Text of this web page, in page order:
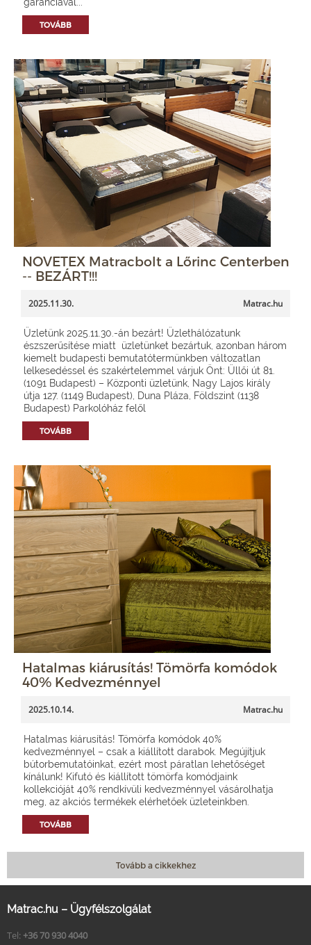
TOVÁBB
NOVETEX Matracbolt a Lőrinc Centerben
-- BEZÁRT!!!
2025.11.30. Matrac.hu
Üzletünk 2025.11.30.-án bezárt! Üzlethálózatunk
észszerűsítése miatt üzletünket bezártuk, azonban három
kiemelt budapesti bemutatótermünkben változatlan
lelkesedéssel és szakértelemmel várjuk Önt: Üllői út 81.
(1091 Budapest) – Központi üzletünk, Nagy Lajos király
útja 127. (1149 Budapest), Duna Pláza, Földszint (1138
Budapest) Parkolóház felől
TOVÁBB
Hatalmas kiárusítás! Tömörfa komódok
40% Kedvezménnyel
2025.10.14. Matrac.hu
Hatalmas kiárusítás! Tömörfa komódok 40%
kedvezménnyel – csak a kiállított darabok. Megújítjuk
bútorbemutatóinkat, ezért most páratlan lehetőséget
kínálunk! Kifutó és kiállított tömörfa komódjaink
kollekcióját 40% rendkívüli kedvezménnyel vásárolhatja
meg, az akciós termékek elérhetőek üzleteinkben.
TOVÁBB
Tovább a cikkekhez
Matrac.hu – Ügyfélszolgálat
Tel: +36 70 930 4040